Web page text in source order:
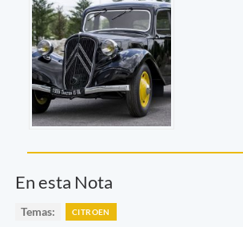
En esta Nota
Temas: CITROEN